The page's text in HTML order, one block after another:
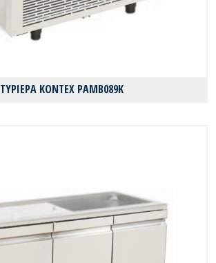
ΤΥΡΙΕΡΑ KONTEX PAMB089K